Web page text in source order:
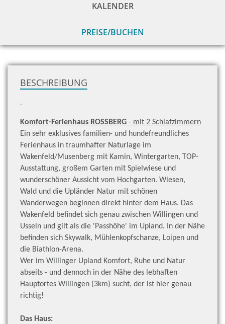
KALENDER
PREISE/BUCHEN
BESCHREIBUNG
.
Komfort-Ferienhaus ROSSBERG - mit 2 Schlafzimmern
Ein sehr exklusives familien- und hundefreundliches
Ferienhaus in traumhafter Naturlage im
Wakenfeld/Musenberg mit Kamin, Wintergarten, TOP-
Ausstattung, großem Garten mit Spielwiese und
wunderschöner Aussicht vom Hochgarten. Wiesen,
Wald und die Upländer Natur mit schönen
Wanderwegen beginnen direkt hinter dem Haus. Das
Wakenfeld befindet sich genau zwischen Willingen und
Usseln und gilt als die 'Passhöhe' im Upland. In der Nähe
befinden sich Skywalk, Mühlenkopfschanze, Loipen und
die Biathlon-Arena.
Wer im Willinger Upland Komfort, Ruhe und Natur
abseits - und dennoch in der Nähe des lebhaften
Hauptortes Willingen (3km) sucht, der ist hier genau
richtig!
Das Haus: